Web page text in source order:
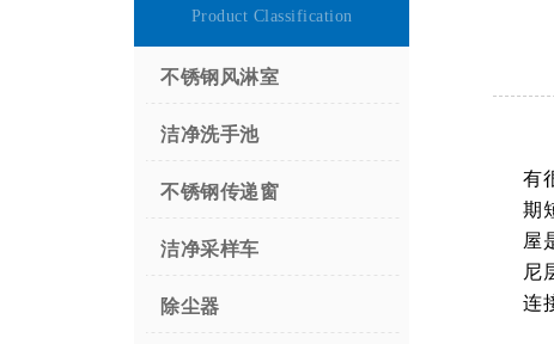
Product Classification
不锈钢风淋室
洁净洗手池
不锈钢传递窗
洁净采样车
除尘器
有
期
屋
尼
连